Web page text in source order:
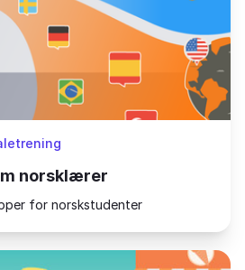
norsklærer
for norskstudenter